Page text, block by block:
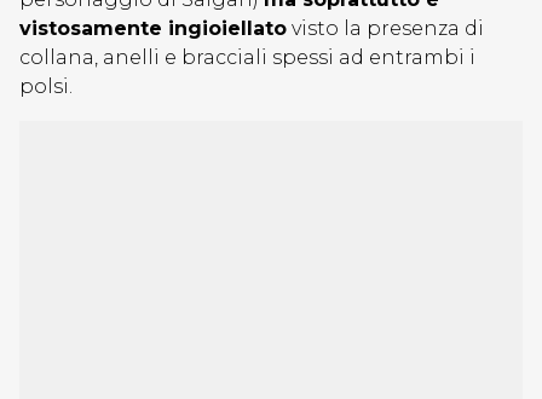
vistosamente ingioiellato visto la presenza di
collana, anelli e bracciali spessi ad entrambi i
polsi.